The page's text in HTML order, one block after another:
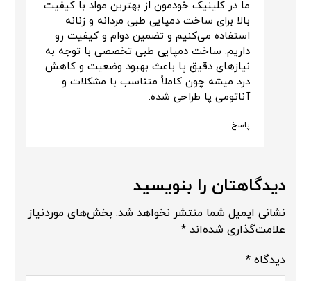
ما در کلینیک خودمون از بهترین مواد با کیفیت
بالا برای ساخت دمپایی طبی مردانه و زنانه
استفاده می‌کنیم و تضمین دوام و کیفیت رو
داریم. ساخت دمپایی طبی تخصصی با توجه به
نیازهای دقیق پا باعث بهبود وضعیت و کاهش
درد میشه چون کاملاً متناسب با مشکلات و
آناتومی پا طراحی شده.
پاسخ
دیدگاهتان را بنویسید
نشانی ایمیل شما منتشر نخواهد شد. بخش‌های موردنیاز
علامت‌گذاری شده‌اند*
دیدگاه*